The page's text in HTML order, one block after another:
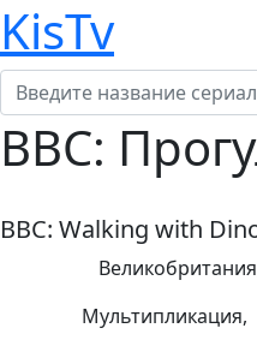
KisTv
BBC:
BBC: Walking with
Мультипликация,